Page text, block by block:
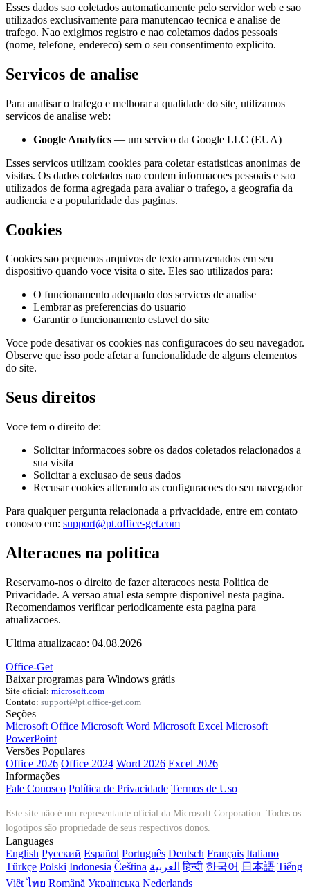
Esses dados sao coletados automaticamente pelo servidor web e sao
utilizados exclusivamente para manutencao tecnica e analise de
trafego. Nao exigimos registro e nao coletamos dados pessoais
(nome, telefone, endereco) sem o seu consentimento explicito.
Servicos de analise
Para analisar o trafego e melhorar a qualidade do site, utilizamos
servicos de analise web:
Google Analytics — um servico da Google LLC (EUA)
Esses servicos utilizam cookies para coletar estatisticas anonimas de
visitas. Os dados coletados nao contem informacoes pessoais e sao
utilizados de forma agregada para avaliar o trafego, a geografia da
audiencia e a popularidade das paginas.
Cookies
Cookies sao pequenos arquivos de texto armazenados em seu
dispositivo quando voce visita o site. Eles sao utilizados para:
O funcionamento adequado dos servicos de analise
Lembrar as preferencias do usuario
Garantir o funcionamento estavel do site
Voce pode desativar os cookies nas configuracoes do seu navegador.
Observe que isso pode afetar a funcionalidade de alguns elementos
do site.
Seus direitos
Voce tem o direito de:
Solicitar informacoes sobre os dados coletados relacionados a
sua visita
Solicitar a exclusao de seus dados
Recusar cookies alterando as configuracoes do seu navegador
Para qualquer pergunta relacionada a privacidade, entre em contato
conosco em: support@pt.office-get.com
Alteracoes na politica
Reservamo-nos o direito de fazer alteracoes nesta Politica de
Privacidade. A versao atual esta sempre disponivel nesta pagina.
Recomendamos verificar periodicamente esta pagina para
atualizacoes.
Ultima atualizacao: 04.08.2026
Office-Get
Baixar programas para Windows grátis
Site oficial: microsoft.com
Contato: support@pt.office-get.com
Seções
Microsoft Office Microsoft Word Microsoft Excel Microsoft
PowerPoint
Versões Populares
Office 2026 Office 2024 Word 2026 Excel 2026
Informações
Fale Conosco Política de Privacidade Termos de Uso
Este site não é um representante oficial da Microsoft Corporation. Todos os
logotipos são propriedade de seus respectivos donos.
Languages
English Русский Español Português Deutsch Français Italiano
Türkçe Polski Indonesia Čeština العربية हिन्दी 한국어 日本語 Tiếng
Việt ไทย Română Українська Nederlands